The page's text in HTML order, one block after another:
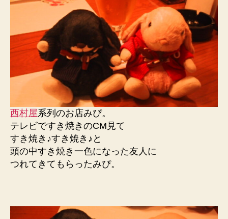
西村屋系列のお店みぴ。
テレビですき焼きのCM見て
すき焼き♪すき焼き♪と
頭の中すき焼き一色になった友人に
つれてきてもらったみぴ。